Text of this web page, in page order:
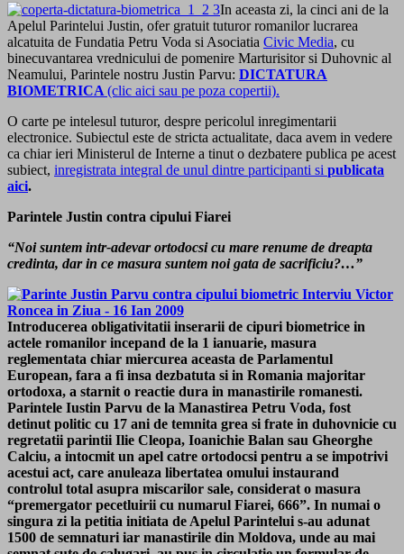
In aceasta zi, la cinci ani de la
Apelul Parintelui Justin, ofer gratuit tuturor romanilor lucrarea
alcatuita de Fundatia Petru Voda si Asociatia Civic Media, cu
binecuvantarea vrednicului de pomenire Marturisitor si Duhovnic al
Neamului, Parintele nostru Justin Parvu: DICTATURA
BIOMETRICA (clic aici sau pe poza copertii).
O carte pe intelesul tuturor, despre pericolul inregimentarii
electronice. Subiectul este de stricta actualitate, daca avem in vedere
ca chiar ieri Ministerul de Interne a tinut o dezbatere publica pe acest
subiect, inregistrata integral de unul dintre participanti si publicata
aici.
Parintele Justin contra cipului Fiarei
“Noi suntem intr-adevar ortodocsi cu mare renume de dreapta
credinta, dar in ce masura suntem noi gata de sacrificiu?…”
Introducerea obligativitatii inserarii de cipuri biometrice in
actele romanilor incepand de la 1 ianuarie, masura
reglementata chiar miercurea aceasta de Parlamentul
European, fara a fi insa dezbatuta si in Romania majoritar
ortodoxa, a starnit o reactie dura in manastirile romanesti.
Parintele Iustin Parvu de la Manastirea Petru Voda, fost
detinut politic cu 17 ani de temnita grea si frate in duhovnicie cu
regretatii parintii Ilie Cleopa, Ioanichie Balan sau Gheorghe
Calciu, a intocmit un apel catre ortodocsi pentru a se impotrivi
acestui act, care anuleaza libertatea omului instaurand
controlul total asupra miscarilor sale, considerat o masura
“premergator pecetluirii cu numarul Fiarei, 666”. In numai o
singura zi la petitia initiata de Apelul Parintelui s-au adunat
1500 de semnaturi iar manastirile din Moldova, unde au mai